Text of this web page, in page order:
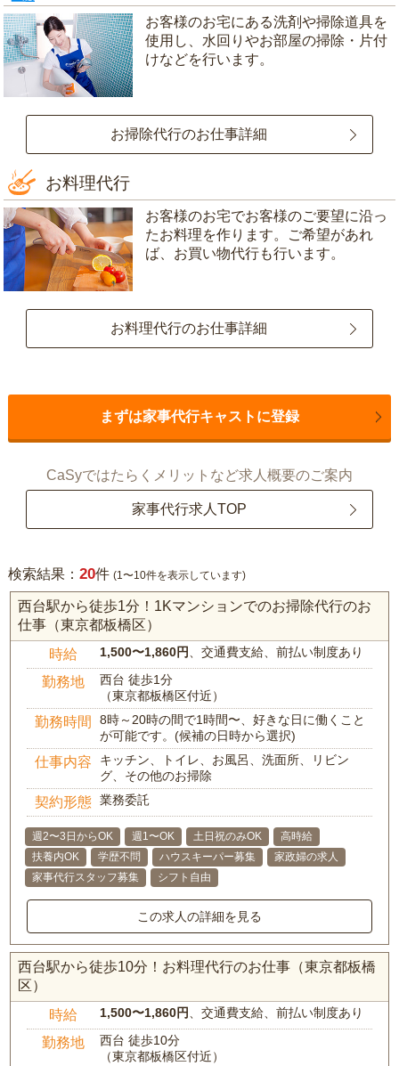
お客様のお宅にある洗剤や掃除道具を
使用し、水回りやお部屋の掃除・片付
けなどを行います。
お掃除代行のお仕事詳細
お料理代行
お客様のお宅でお客様のご要望に沿っ
たお料理を作ります。ご希望があれ
ば、お買い物代行も行います。
お料理代行のお仕事詳細
まずは家事代行キャストに登録
CaSyではたらくメリットなど求人概要のご案内
家事代行求人TOP
検索結果： 20件 (1〜10件を表示しています)
西台駅から徒歩1分！1Kマンションでのお掃除代行のお
仕事（東京都板橋区）
時給 1,500〜1,860円 、交通費支給、前払い制度あり
勤務地
西台 徒歩1分
（東京都板橋区付近）
勤務時間
8時～20時の間で1時間〜、好きな日に働くこと
が可能です。(候補の日時から選択)
仕事内容
キッチン、トイレ、お風呂、洗面所、リビン
グ、その他のお掃除
契約形態 業務委託
週2〜3日からOK 週1〜OK 土日祝のみOK
高時給
扶養内OK
学歴不問 ハウスキーパー募集
家政婦の求人
家事代行スタッフ募集
シフト自由
この求人の詳細を見る
西台駅から徒歩10分！お料理代行のお仕事（東京都板橋
区）
時給 1,500〜1,860円 、交通費支給、前払い制度あり
勤務地
西台 徒歩10分
（東京都板橋区付近）